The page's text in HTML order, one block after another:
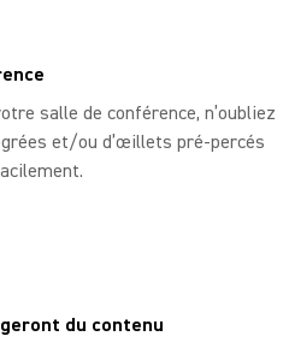
salle de conférence, n’oubliez
et/ou d’œillets pré-percés
du contenu